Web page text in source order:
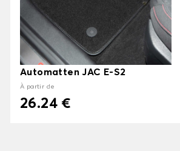
Automatten JAC E-S2
À partir de
26.24 €